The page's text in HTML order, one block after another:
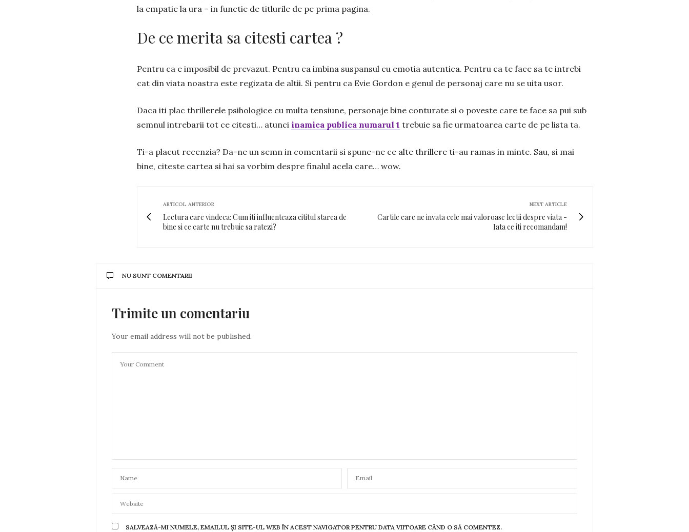
la empatie la ura – in functie de titlurile de pe prima pagina.
De ce merita sa citesti cartea ?
Pentru ca e imposibil de prevazut. Pentru ca imbina suspansul cu emotia autentica. Pentru ca te face sa te intrebi
cat din viata noastra este regizata de altii. Si pentru ca Evie Gordon e genul de personaj care nu se uita usor.
Daca iti plac thrillerele psihologice cu multa tensiune, personaje bine conturate si o poveste care te face sa pui sub
semnul intrebarii tot ce citesti… atunci inamica publica numarul 1 trebuie sa fie urmatoarea carte de pe lista ta.
Ti-a placut recenzia? Da-ne un semn in comentarii si spune-ne ce alte thrillere ti-au ramas in minte. Sau, si mai
bine, citeste cartea si hai sa vorbim despre finalul acela care… wow.
ARTICOL ANTERIOR
Lectura care vindeca: Cum iti influenteaza cititul starea de
bine si ce carte nu trebuie sa ratezi?
NEXT ARTICLE
Cartile care ne invata cele mai valoroase lectii despre viata -
Iata ce iti recomandam!
NU SUNT COMENTARII
Trimite un comentariu
Your email address will not be published.
SALVEAZĂ-MI NUMELE, EMAILUL ȘI SITE-UL WEB ÎN ACEST NAVIGATOR PENTRU DATA VIITOARE CÂND O SĂ COMENTEZ.